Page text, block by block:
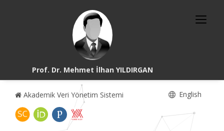
Prof. Dr. Mehmet İlhan YILDIRGAN
Akademik Veri Yönetim Sistemi English